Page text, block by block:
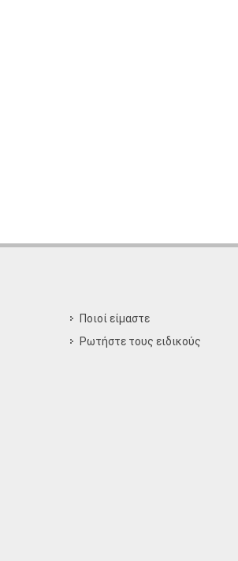
Ποιοί είμαστε
Ρωτήστε τους ειδικούς